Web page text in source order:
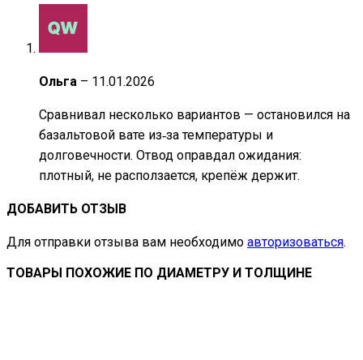
Ольга – 11.01.2026
Сравнивал несколько вариантов — остановился на
базальтовой вате из‑за температуры и
долговечности. Отвод оправдал ожидания:
плотный, не расползается, крепёж держит.
ДОБАВИТЬ ОТЗЫВ
Для отправки отзыва вам необходимо авторизоваться.
ТОВАРЫ ПОХОЖИЕ ПО ДИАМЕТРУ И ТОЛЩИНЕ